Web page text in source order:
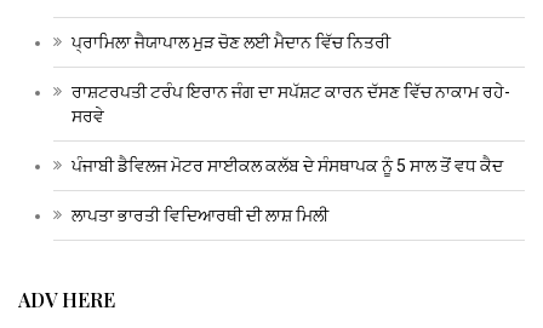
ਪ੍ਰਾਮਿਲਾ ਜੈਯਾਪਾਲ ਮੁੜ ਚੋਣ ਲਈ ਮੈਦਾਨ ਵਿੱਚ ਨਿਤਰੀ
ਰਾਸ਼ਟਰਪਤੀ ਟਰੰਪ ਇਰਾਨ ਜੰਗ ਦਾ ਸਪੱਸ਼ਟ ਕਾਰਨ ਦੱਸਣ ਵਿੱਚ ਨਾਕਾਮ ਰਹੇ-
ਸਰਵੇ
ਪੰਜਾਬੀ ਡੈਵਿਲਜ ਮੋਟਰ ਸਾਈਕਲ ਕਲੱਬ ਦੇ ਸੰਸਥਾਪਕ ਨੂੰ 5 ਸਾਲ ਤੋਂ ਵਧ ਕੈਦ
ਲਾਪਤਾ ਭਾਰਤੀ ਵਿਦਿਆਰਥੀ ਦੀ ਲਾਸ਼ ਮਿਲੀ
ADV HERE